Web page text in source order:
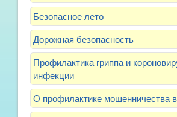
Безопасное лето
Дорожная безопасность
Профилактика гриппа и
инфекции
О профилактике мошенничества